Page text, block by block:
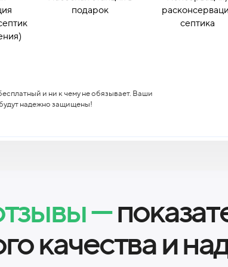
подарок
септика
и ни к чему не обязывает. Ваши
надежно защищены!
—
качества и